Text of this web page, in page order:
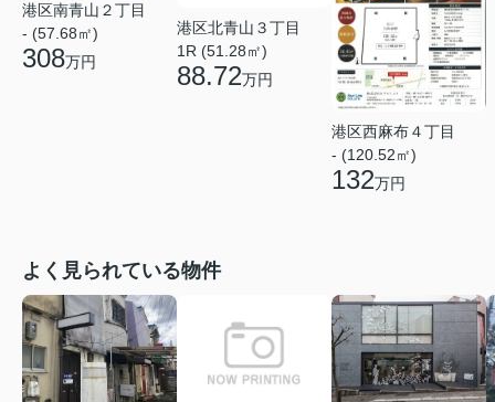
港区南青山２丁目
- (57.68㎡)
308万円
港区北青山３丁目
1R (51.28㎡)
88.72万円
港区西麻布４丁目
- (120.52㎡)
132万円
よく見られている物件